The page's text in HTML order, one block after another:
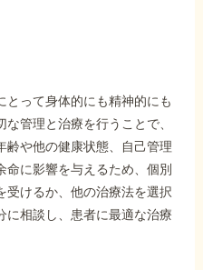
とって身体的にも精神的にも
管理と治療を行うことで、
齢や他の健康状態、自己管理
に影響を与えるため、個別
受けるか、他の治療法を選択
に相談し、患者に最適な治療